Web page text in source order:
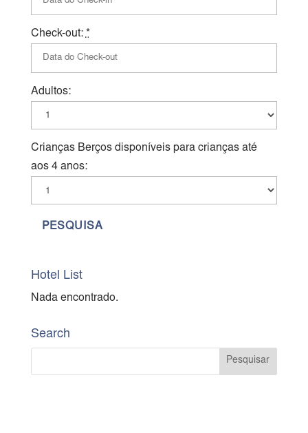
Check-out:*
Adultos:
Crianças Berços disponíveis para crianças até
aos 4 anos:
Hotel List
Nada encontrado.
Search